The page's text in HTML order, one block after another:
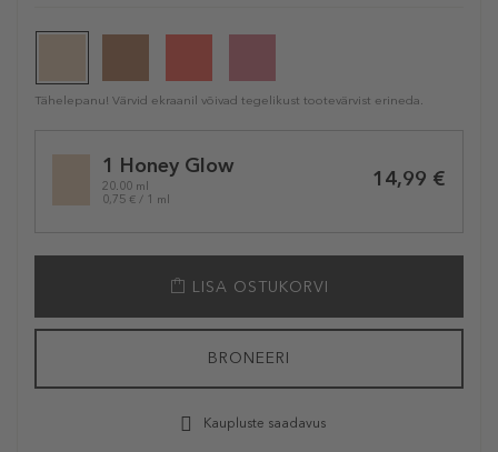
Tähelepanu! Värvid ekraanil võivad tegelikust tootevärvist erineda.
variation1 Honey Glow
20.00 ml
0,75 € / 1 ml
14,99 €
LISA OSTUKORVI
BRONEERI
Kaupluste saadavus